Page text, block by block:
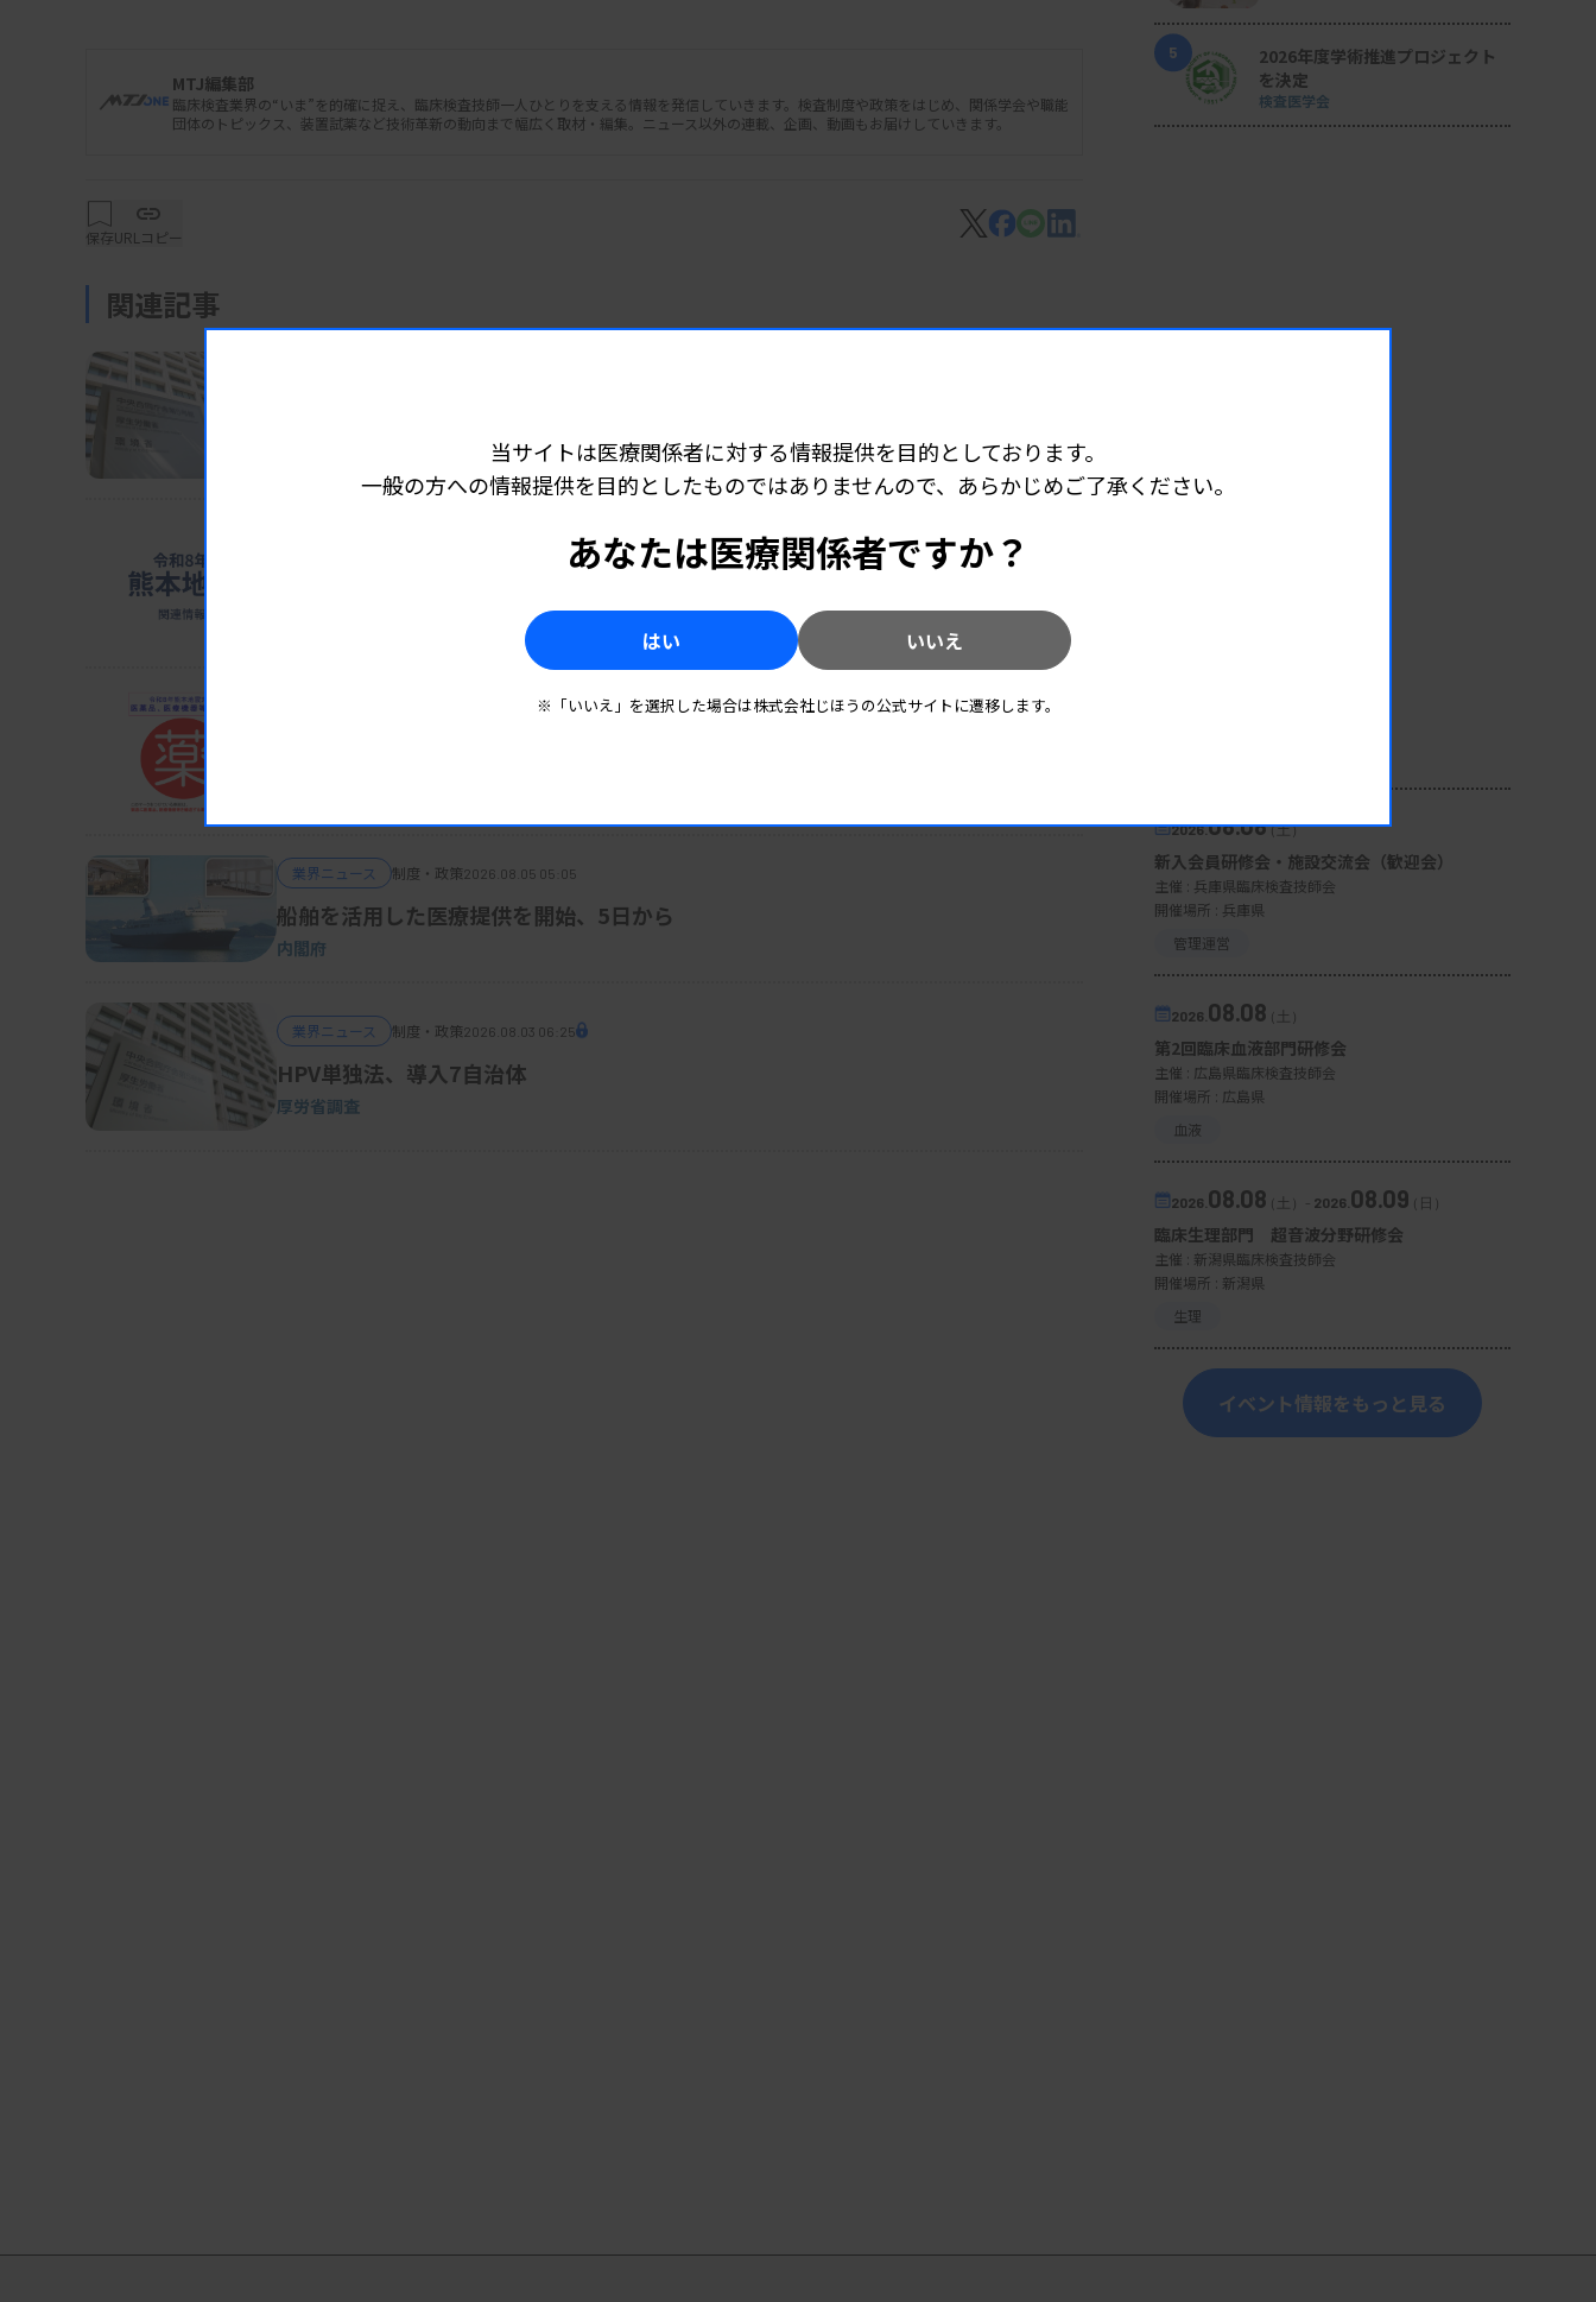
MTJ編集部
臨床検査業界の“いま”を的確に捉え、臨床検査技師一人ひとりを支える情報を発信していきます。検査制度や政策をはじめ、関係学会や職能
団体のトピックス、装置試薬など技術革新の動向まで幅広く取材・編集。ニュース以外の連載、企画、動画もお届けしていきます。
保存URLコピー
関連記事
厚労省が「攻めの予防医療」を発表
2026.08.06 05:10
2026.08.05 05:55
業界ニュース 制度・政策2026.08.05 05:05
船舶を活用した医療提供を開始、5日から
内閣府
業界ニュース 制度・政策2026.08.03 06:25
HPV単独法、導入7自治体
厚労省調査
5
2026年度学術推進プロジェクト
を決定
検査医学会
2026.08.08（土）
新入会員研修会・施設交流会（歓迎会）
主催 : 兵庫県臨床検査技師会
開催場所 : 兵庫県
管理運営
2026. 08.08（土）
第2回臨床血液部門研修会
主催 : 広島県臨床検査技師会
開催場所 : 広島県
血液
2026. 08.08（土） - 2026. 08.09 （日）
臨床生理部門 超音波分野研修会
主催 : 新潟県臨床検査技師会
開催場所 : 新潟県
生理
イベント情報をもっと見る
当サイトは医療関係者に対する情報提供を目的としております。
一般の方への情報提供を目的としたものではありませんので、あらかじめご了承ください。
あなたは医療関係者ですか？
はい いいえ
※「いいえ」を選択した場合は株式会社じほうの公式サイトに遷移します。